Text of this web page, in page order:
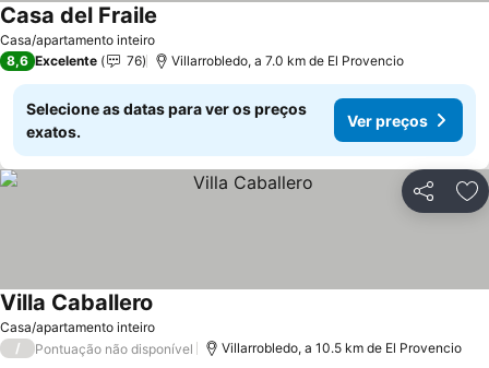
Casa/apartamento inteiro
Casa del Fraile
8,6 Excelente 76 Villarrobledo, a 7.0 km de El Provencio
Selecione as datas para ver os preços
exatos.
Ver preços
Partilhar
Casa/apartamento inteiro
Villa Caballero
/ Pontuação não disponível Villarrobledo, a 10.5 km de El Provencio